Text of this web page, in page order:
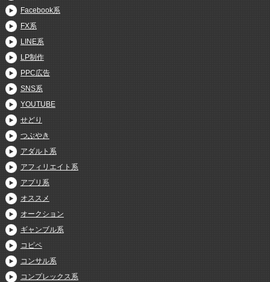
Facebook系
FX系
LINE系
LP制作
PPC広告
SNS系
YOUTUBE
せどり
つぶやき
アダルト系
アフィリエイト系
アプリ系
オススメ
オークション
ギャンブル系
コピペ
コンサル系
コンプレックス系